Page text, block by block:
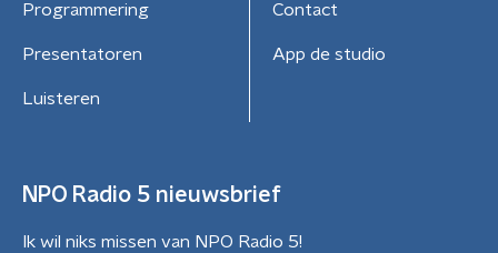
Programmering
Presentatoren
Luisteren
Contact
App de studio
NPO Radio 5 nieuwsbrief
Ik wil niks missen van NPO Radio 5!